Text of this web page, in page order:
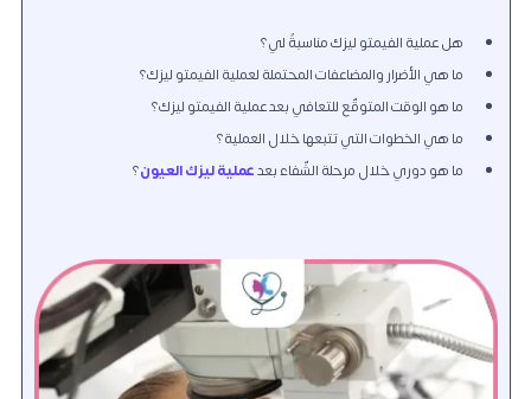
هل عملية الفيمتو ليزك مناسبةٌ لي؟
ما هي الأضرار والمضاعفات المحتملة لعملية الفيمتو ليزك؟
ما هو الوقت المتوقّع للتعافي بعد عملية الفيمتو ليزك؟
ما هي الخطوات التي تتبعها خلال العملية؟
ما هو دوري خلال مرحلة الشّفاء بعدعملية ليزك العيون؟